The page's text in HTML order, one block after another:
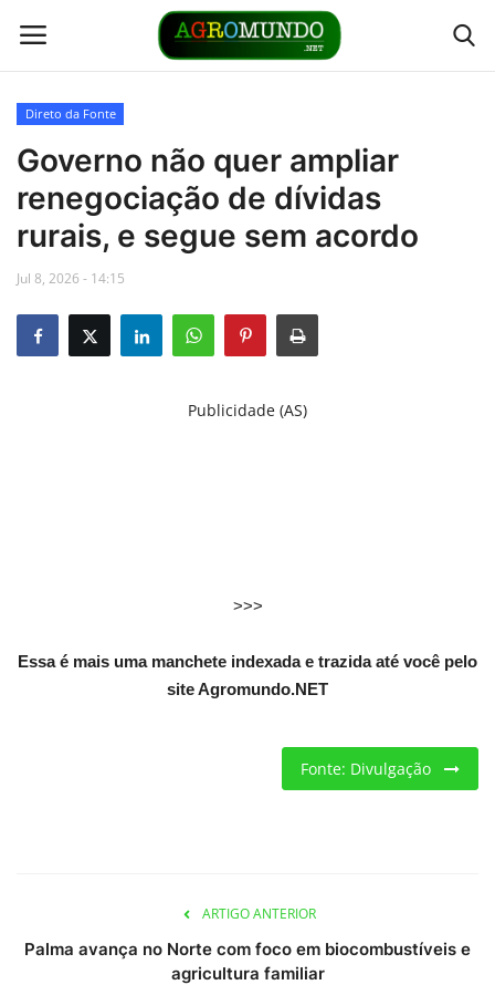
Home
Contato
Direto da Fonte
Clima
Direto da Fonte
Governo não quer ampliar
renegociação de dívidas
rurais, e segue sem acordo
Jul 8, 2026 - 14:15
Publicidade (AS)
>>>
Essa é mais uma manchete indexada e trazida até você pelo
site Agromundo.NET
Fonte: Divulgação
ARTIGO ANTERIOR
Palma avança no Norte com foco em biocombustíveis e
agricultura familiar